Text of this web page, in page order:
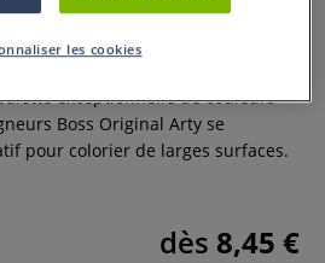
exceptionnelle de couleurs
Boss Original Arty se
pour colorier de larges surfaces.
dès 8,45 €
les cookies